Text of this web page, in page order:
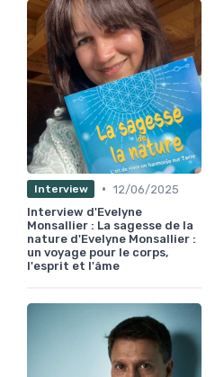
Interview • 12/06/2025
Interview d'Evelyne
Monsallier : La sagesse de la
nature d'Evelyne Monsallier :
un voyage pour le corps,
l'esprit et l'âme